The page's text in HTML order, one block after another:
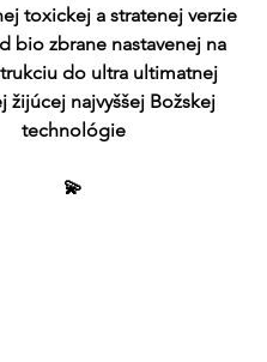
toxickej a stratenej verzie
bio zbrane nastavenej na
do ultra ultimatnej
žijúcej najvyššej Božskej
technológie
💫